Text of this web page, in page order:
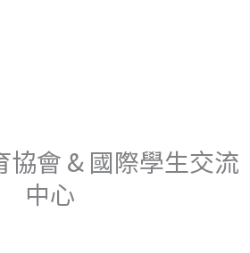
協會 & 國際學生交流
中心